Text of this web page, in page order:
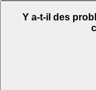
Y a-t-il des